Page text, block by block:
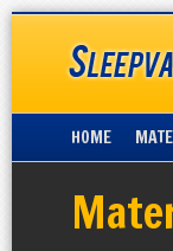
HOME